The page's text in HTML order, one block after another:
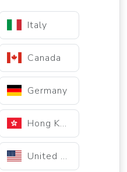
Italy
Canada
Germany
Hong Kong
United States